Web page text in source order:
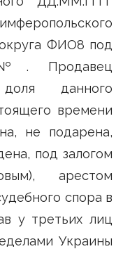
ФИО8 под
№. Продавец
данного
времени
не подарена,
под залогом
арестом
спора в
у третьих лиц
Украины